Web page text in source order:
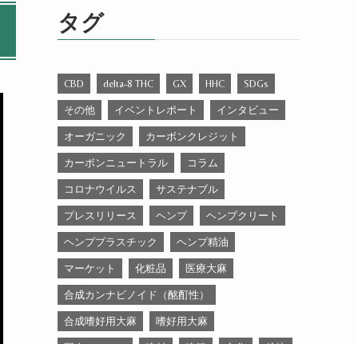
ー
タグ
CBD delta-8 THC GX HHC SDGs
その他 イベントレポート インタビュー
オーガニック カーボンクレジット
カーボンニュートラル コラム
コロナウイルス サステナブル
プレスリリース ヘンプ ヘンプクリート
ヘンププラスチック ヘンプ精油
マーケット 化粧品 医療大麻
合成カンナビノイド（酩酊性）
合成嗜好用大麻 嗜好用大麻